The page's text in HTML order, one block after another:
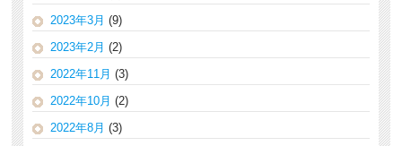
2023年3月 (9)
2023年2月 (2)
2022年11月 (3)
2022年10月 (2)
2022年8月 (3)